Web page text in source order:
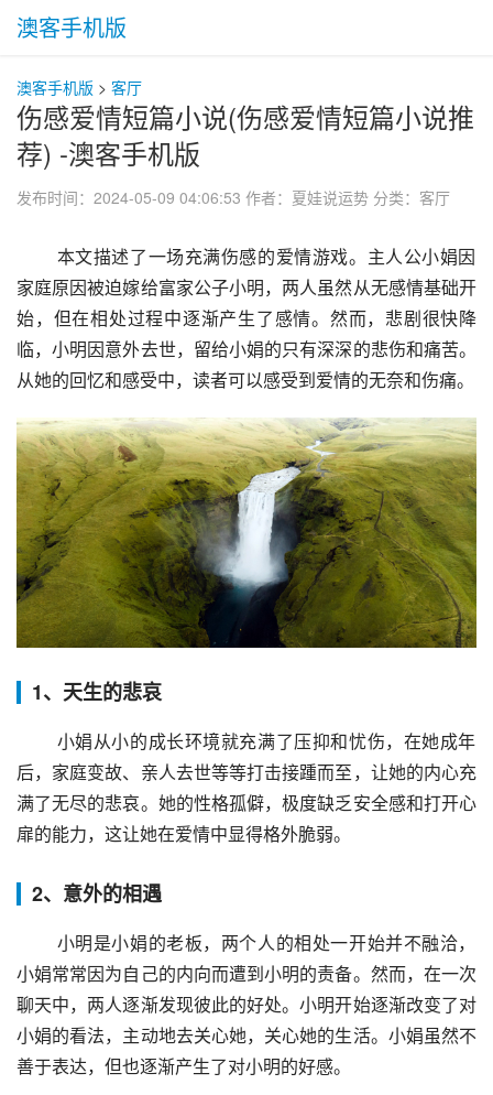
澳客手机版
澳客手机版 > 客厅
伤感爱情短篇小说(伤感爱情短篇小说推
荐) -澳客手机版
发布时间：2024-05-09 04:06:53 作者：夏娃说运势 分类： 客厅
家庭原因被迫嫁给富家公子小明，两人虽然从无感情基础开
始，但在相处过程中逐渐产生了感情。然而，悲剧很快降
临，小明因意外去世，留给小娟的只有深深的悲伤和痛苦。
从她的回忆和感受中，读者可以感受到爱情的无奈和伤痛。
1、天生的悲哀
后，家庭变故、亲人去世等等打击接踵而至，让她的内心充
满了无尽的悲哀。她的性格孤僻，极度缺乏安全感和打开心
扉的能力，这让她在爱情中显得格外脆弱。
2、意外的相遇
小娟常常因为自己的内向而遭到小明的责备。然而，在一次
聊天中，两人逐渐发现彼此的好处。小明开始逐渐改变了对
小娟的看法，主动地去关心她，关心她的生活。小娟虽然不
善于表达，但也逐渐产生了对小明的好感。